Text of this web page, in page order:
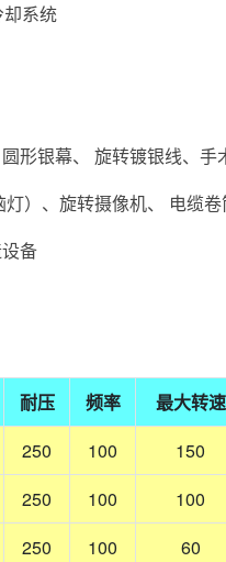
系统
形银幕、 旋转镀银线、手
）、旋转摄像机、 电缆卷
备
耐压 频率 最大转速
250 100 150
250 100 100
250 100 60